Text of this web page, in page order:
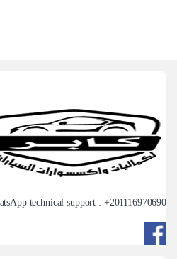
technical support : +201116970690